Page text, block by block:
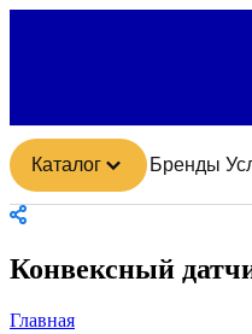
Каталог Бренды
Конвексный
Главная